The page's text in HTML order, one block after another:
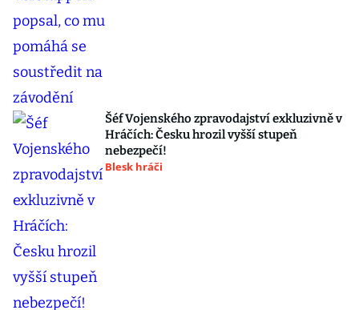
Šéf Vojenského zpravodajství exkluzivně v
Hráčích: Česku hrozil vyšší stupeň
nebezpečí!
Blesk hráči